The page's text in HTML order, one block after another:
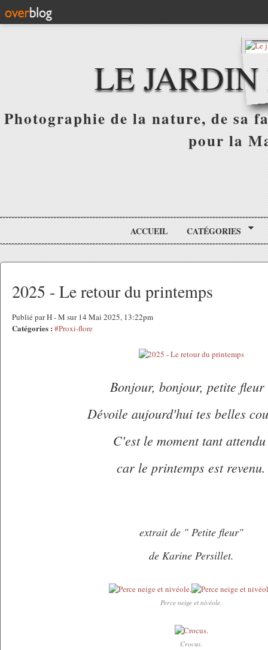
LE
Photographie de la nature, de sa
pour la
ACCUEIL CATÉGORIES
2025 - Le retour du printemps
Publié par H - M sur 14 Mai 2025, 13:22pm
Catégories : #Proxi-flore
Bonjour, bonjour, petite
Dévoile aujourd'hui tes belles
C'est le moment tant
car le printemps est revenu.
extrait de " Petite fleur"
de Karine Persillet.
Perce neige et nivéole.
Crocus.